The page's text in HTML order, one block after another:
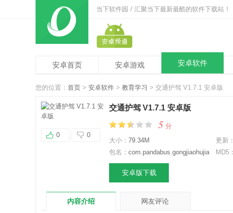
当下软件园 / 汇聚当下最新最酷的软件下载站！
安卓首页 安卓游戏 安卓软件
您的位置： 首页 > 安卓软件 > 教育学习 > 交通护驾 V1.7.1 安卓版
0 0
交通护驾 V1.7.1 安卓版
5 分
大小： 79.34M 更新：
包名： com.pandabus.gongjiaohujia MD5：
安卓版下载
内容介绍 网友评论